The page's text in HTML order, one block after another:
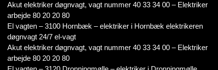
Akut elektriker døgnvagt, vagt nummer 40 33 34 00 – Elektriker
arbejde 80 20 20 80
El vagten – 3100 Hornbæk – elektriker i Hornbæk elektrikeren
døgnvagt 24/7 el-vagt
Akut elektriker døgnvagt, vagt nummer 40 33 34 00 – Elektriker
arbejde 80 20 20 80